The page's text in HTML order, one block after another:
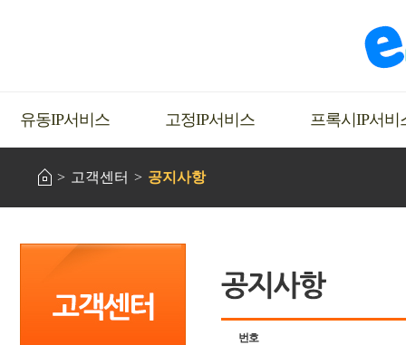
유동IP서비스 고정IP서비스 프록시IP서비
고객센터 공지사항
번호